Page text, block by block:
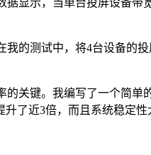
显示，当单台投屏设备带
的测试中，将4台设备的
关键。我编写了一个简
了近3倍，而且系统稳定